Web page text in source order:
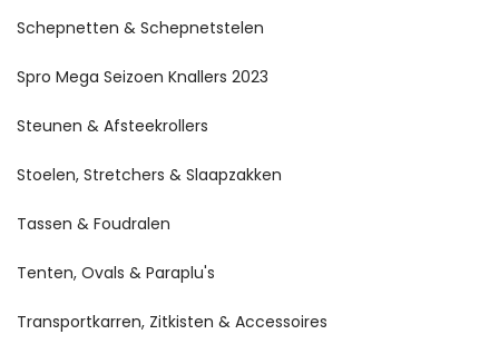
Schepnetten & Schepnetstelen
Spro Mega Seizoen Knallers 2023
Steunen & Afsteekrollers
Stoelen, Stretchers & Slaapzakken
Tassen & Foudralen
Tenten, Ovals & Paraplu's
Transportkarren, Zitkisten & Accessoires